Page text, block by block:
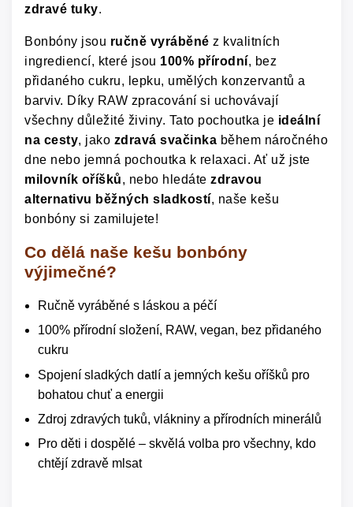
zdravé tuky.
Bonbóny jsou ručně vyráběné z kvalitních
ingrediencí, které jsou 100% přírodní, bez
přidaného cukru, lepku, umělých konzervantů a
barviv. Díky RAW zpracování si uchovávají
všechny důležité živiny. Tato pochoutka je ideální
na cesty, jako zdravá svačinka během náročného
dne nebo jemná pochoutka k relaxaci. Ať už jste
milovník oříšků, nebo hledáte zdravou
alternativu běžných sladkostí, naše kešu
bonbóny si zamilujete!
Co dělá naše kešu bonbóny
výjimečné?
Ručně vyráběné s láskou a péčí
100% přírodní složení, RAW, vegan, bez přidaného
cukru
Spojení sladkých datlí a jemných kešu oříšků pro
bohatou chuť a energii
Zdroj zdravých tuků, vlákniny a přírodních minerálů
Pro děti i dospělé – skvělá volba pro všechny, kdo
chtějí zdravě mlsat